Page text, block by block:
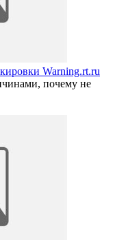
Warning.rt.ru
почему не